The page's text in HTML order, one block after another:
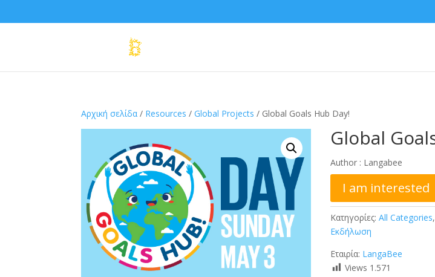
Αρχική σελίδα / Resources /Global Projects / Global Goals Hub Day!
Global
Author : Langabee
I am interested
Κατηγορίες:All Categories,
Εκδήλωση
Εταιρία: LangaBee
Views 1.571